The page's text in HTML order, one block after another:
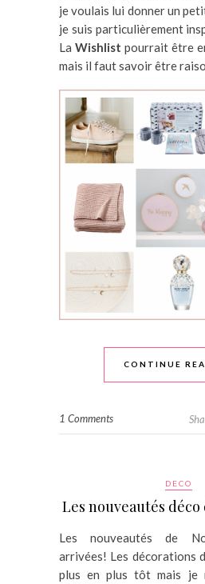
je voulais lui donner un
je suis particulièrement
La Wishlist pourrait être
mais il faut savoir être
CONTINUE
1 Comments
DECO
Les nouveautés
Les nouveautés de
arrivées! Les décorations
plus en plus tôt mais je